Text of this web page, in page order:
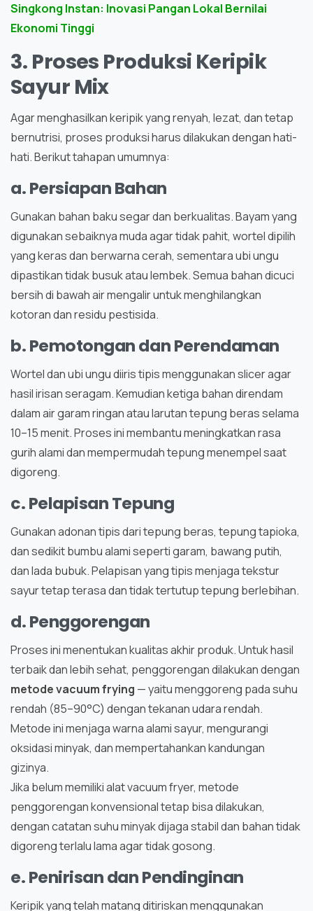
Singkong Instan: Inovasi Pangan Lokal Bernilai
Ekonomi Tinggi
3. Proses Produksi Keripik
Sayur Mix
Agar menghasilkan keripik yang renyah, lezat, dan tetap
bernutrisi, proses produksi harus dilakukan dengan hati-
hati. Berikut tahapan umumnya:
a. Persiapan Bahan
Gunakan bahan baku segar dan berkualitas. Bayam yang
digunakan sebaiknya muda agar tidak pahit, wortel dipilih
yang keras dan berwarna cerah, sementara ubi ungu
dipastikan tidak busuk atau lembek. Semua bahan dicuci
bersih di bawah air mengalir untuk menghilangkan
kotoran dan residu pestisida.
b. Pemotongan dan Perendaman
Wortel dan ubi ungu diiris tipis menggunakan slicer agar
hasil irisan seragam. Kemudian ketiga bahan direndam
dalam air garam ringan atau larutan tepung beras selama
10–15 menit. Proses ini membantu meningkatkan rasa
gurih alami dan mempermudah tepung menempel saat
digoreng.
c. Pelapisan Tepung
Gunakan adonan tipis dari tepung beras, tepung tapioka,
dan sedikit bumbu alami seperti garam, bawang putih,
dan lada bubuk. Pelapisan yang tipis menjaga tekstur
sayur tetap terasa dan tidak tertutup tepung berlebihan.
d. Penggorengan
Proses ini menentukan kualitas akhir produk. Untuk hasil
terbaik dan lebih sehat, penggorengan dilakukan dengan
metode vacuum frying — yaitu menggoreng pada suhu
rendah (85–90°C) dengan tekanan udara rendah.
Metode ini menjaga warna alami sayur, mengurangi
oksidasi minyak, dan mempertahankan kandungan
gizinya.
Jika belum memiliki alat vacuum fryer, metode
penggorengan konvensional tetap bisa dilakukan,
dengan catatan suhu minyak dijaga stabil dan bahan tidak
digoreng terlalu lama agar tidak gosong.
e. Penirisan dan Pendinginan
Keripik yang telah matang ditiriskan menggunakan